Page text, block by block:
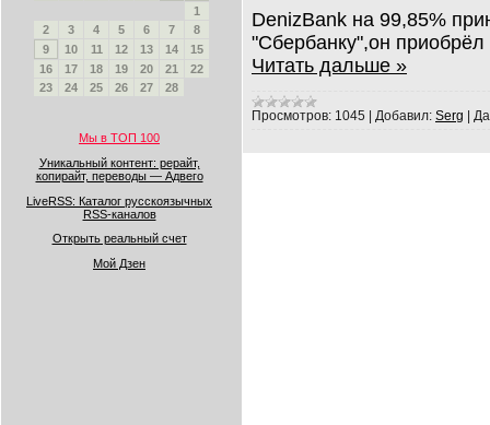
1
2
3 4 5 6 7
8
9
10 11 12 13 14
15
16
17 18 19 20 21
22
23
24 25 26 27 28
Мы в ТОП 100
Уникальный контент: рерайт,
копирайт, переводы — Адвего
LiveRSS: Каталог русскоязычных
RSS-каналов
Открыть реальный счет
Мой Дзен
DenizBank на 99,85%
"Сбербанку",он
Читать дальше »
Просмотров: 1045 Добавил: Serg